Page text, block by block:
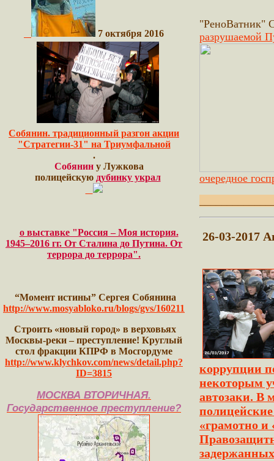
7 октября 2016
Собянин. традиционный разгон акции
"Стратегии-31" на Триумфальной
.
Собянину Лужкова
полицейскую дубинку украл
о выставке "Россия – Моя история.
1945–2016 гг. От Сталина до Путина. От
террора до террора".
“Момент истины” Сергея Собянина
http://www.mosyabloko.ru/blogs/gvs/160211
Строить «новый город» в верховьях
Москвы-реки – преступление! Круглый
стол фракции КПРФ в Мосгордуме
http://www.klychkov.com/news/detail.php?
ID=3815
МОСКВА ВТОРИЧНАЯ.
Государственное преступление?
"РеноВатник"
разрушаемой
очередное
26-03-2017
коррупции
некоторым
автозаки. В
полицейские
«грамотно и